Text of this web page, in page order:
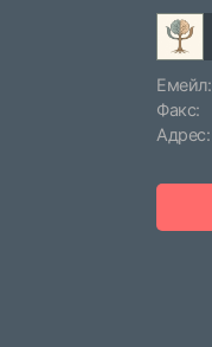
Емейл:
Факс:
Адрес: